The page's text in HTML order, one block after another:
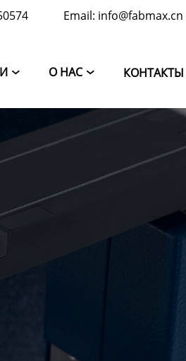
Email: info@fabmax.cn
 О НАС  КОНТАКТЫ